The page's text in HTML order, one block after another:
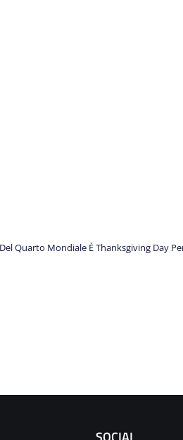
Quarto Mondiale È Thanksgiving Day